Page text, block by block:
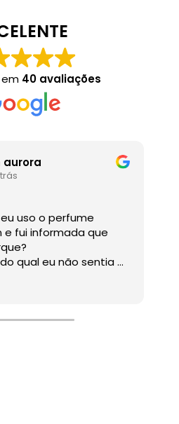
40 avaliações
aurora
uso o perfume
fui informada que
qual eu não sentia o
eu passava as